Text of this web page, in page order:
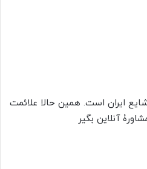
ایران است. همین حالا علائمت
آنلاین بگیر